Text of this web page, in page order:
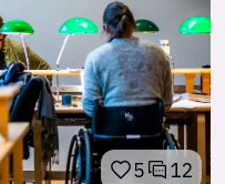
5 12